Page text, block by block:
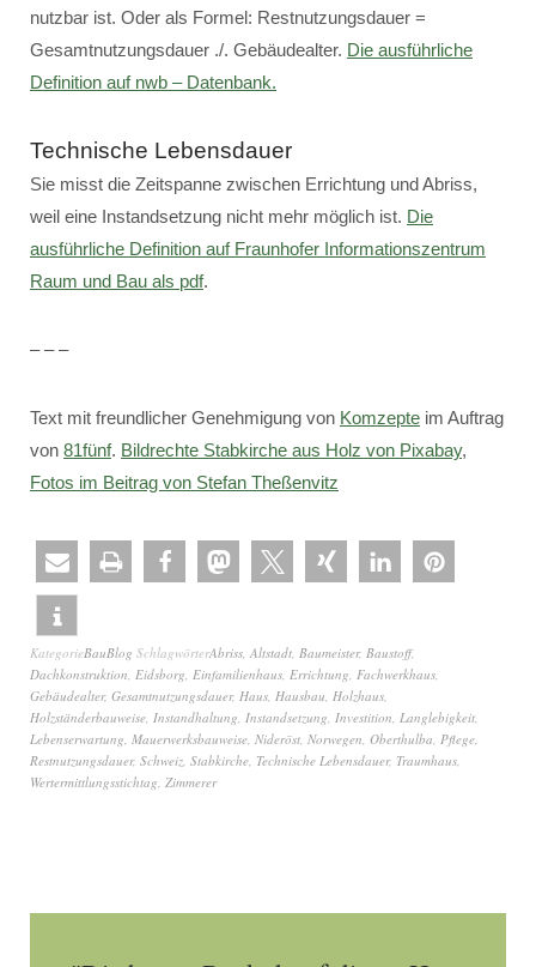
nutzbar ist. Oder als Formel: Restnutzungsdauer =
Gesamtnutzungsdauer ./. Gebäudealter. Die ausführliche
Definition auf nwb – Datenbank.
Technische Lebensdauer
Sie misst die Zeitspanne zwischen Errichtung und Abriss,
weil eine Instandsetzung nicht mehr möglich ist. Die
ausführliche Definition auf Fraunhofer Informationszentrum
Raum und Bau als pdf.
– – –
Text mit freundlicher Genehmigung von Komzepte im Auftrag
von 81fünf. Bildrechte Stabkirche aus Holz von Pixabay,
Fotos im Beitrag von Stefan Theßenvitz
KategorieBauBlog SchlagwörterAbriss, Altstadt, Baumeister, Baustoff,
Dachkonstruktion, Eidsborg, Einfamilienhaus, Errichtung, Fachwerkhaus,
Gebäudealter, Gesamtnutzungsdauer, Haus, Hausbau, Holzhaus,
Holzständerbauweise, Instandhaltung, Instandsetzung, Investition, Langlebigkeit,
Lebenserwartung, Mauerwerksbauweise, Nideröst, Norwegen, Oberthulba, Pflege,
Restnutzungsdauer, Schweiz, Stabkirche, Technische Lebensdauer, Traumhaus,
Wertermittlungsstichtag, Zimmerer